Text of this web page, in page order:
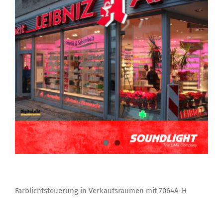
Farblichtsteuerung in Verkaufsräumen mit 7064A-H